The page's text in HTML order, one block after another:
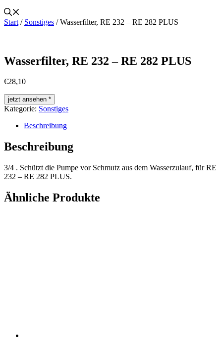
Start / Sonstiges / Wasserfilter, RE 232 – RE 282 PLUS
Wasserfilter, RE 232 – RE 282 PLUS
€28,10
jetzt ansehen *
Kategorie: Sonstiges
Beschreibung
Beschreibung
3/4 . Schützt die Pumpe vor Schmutz aus dem Wasserzulauf, für RE
232 – RE 282 PLUS.
Ähnliche Produkte